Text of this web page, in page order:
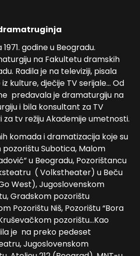
godine u Beogradu.
na Fakultetu dramskih
Radila je na televiziji, pisala
kulture, dječije TV serijale… Od
predavala je dramaturgiju na
i bila konsultant za TV
tv režiju Akademije umetnosti.
komada i dramatizacija koje su
Subotica, Malom
u Beogradu, Pozorištancu
( Volkstheater) u Beču
West), Jugoslovenskom
Gradskom pozorištu
Pozorištu Niš, Pozorištu “Bora
pozorištu…Kao
je na preko pedeset
Jugoslovenskom